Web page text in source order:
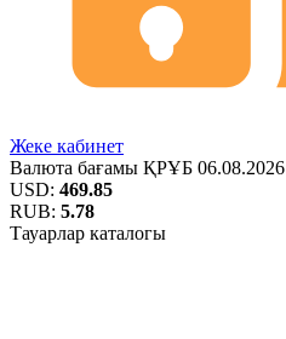
Жеке кабинет
Валюта бағамы ҚРҰБ 06.08.2026
USD: 469.85
RUB: 5.78
Тауарлар каталогы